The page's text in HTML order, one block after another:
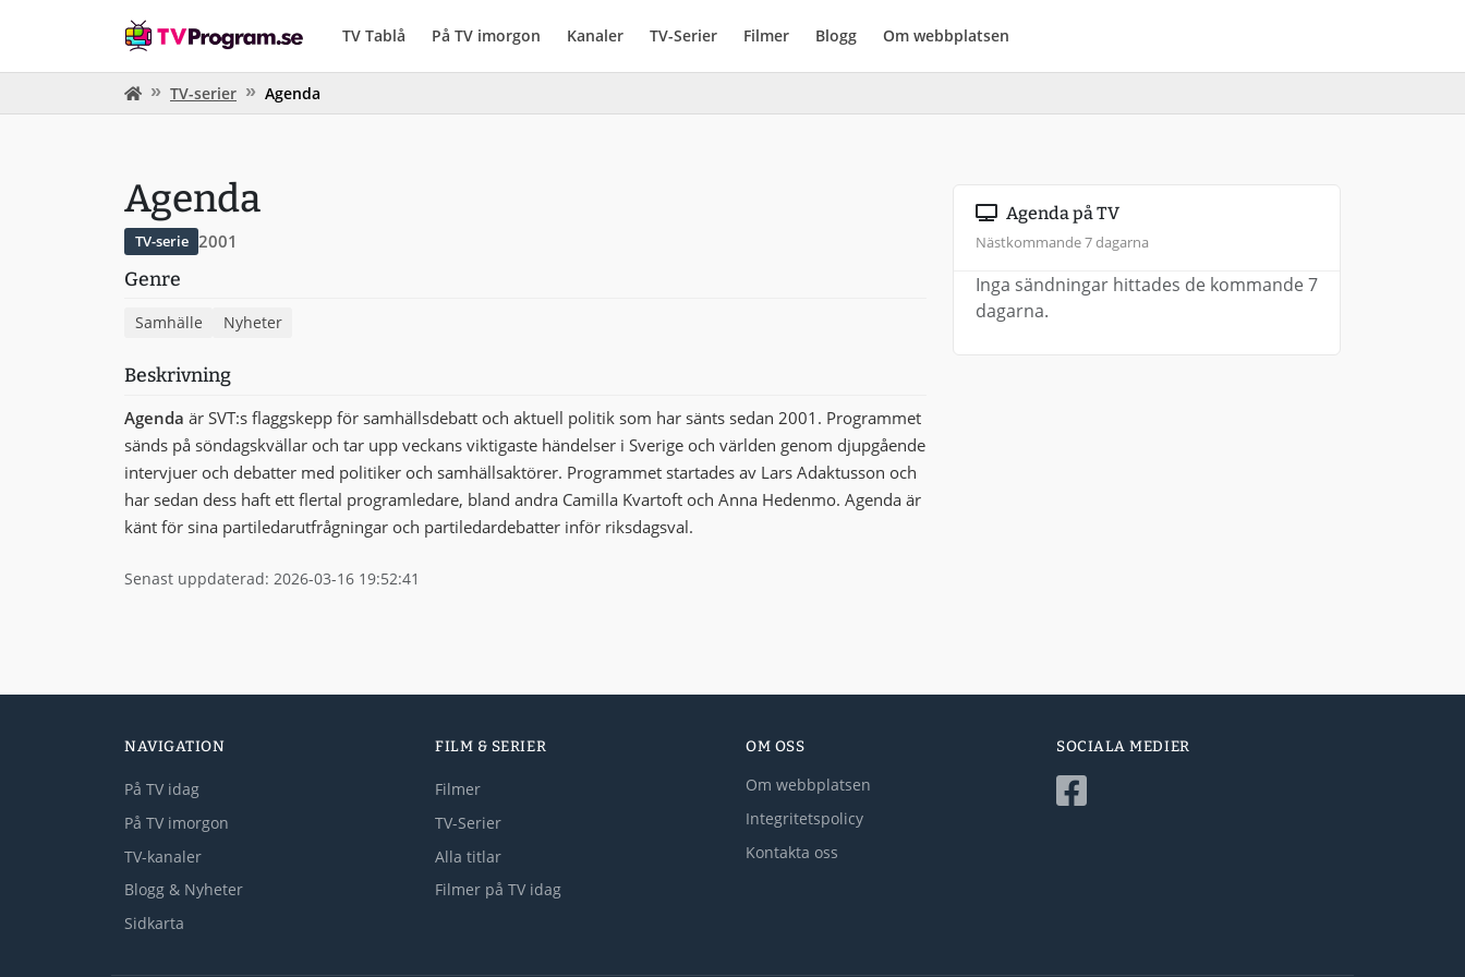
TV Tablå På TV imorgon Kanaler TV-Serier Filmer Blogg Om webbplatsen
TV-serier Agenda
Agenda
TV-serie 2001
Genre
Samhälle Nyheter
Beskrivning
Agenda är SVT:s flaggskepp för samhällsdebatt och aktuell politik som har sänts sedan 2001. Programmet
sänds på söndagskvällar och tar upp veckans viktigaste händelser i Sverige och världen genom djupgående
intervjuer och debatter med politiker och samhällsaktörer. Programmet startades av Lars Adaktusson och
har sedan dess haft ett flertal programledare, bland andra Camilla Kvartoft och Anna Hedenmo. Agenda är
känt för sina partiledarutfrågningar och partiledardebatter inför riksdagsval.
Senast uppdaterad: 2026-03-16 19:52:41
Agenda på TV
Nästkommande 7 dagarna
Inga sändningar hittades de kommande 7
dagarna.
NAVIGATION
På TV idag
På TV imorgon
TV-kanaler
Blogg & Nyheter
Sidkarta
FILM & SERIER
Filmer
TV-Serier
Alla titlar
Filmer på TV idag
OM OSS
Om webbplatsen
Integritetspolicy
Kontakta oss
SOCIALA MEDIER